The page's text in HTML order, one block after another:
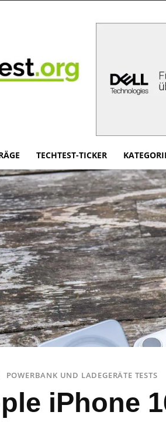
TECHTEST-TICKER
POWERBANK UND LADEGERÄTE TESTS
iPhone